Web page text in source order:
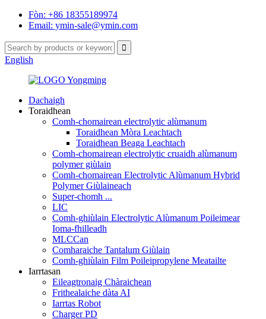
Fòn: +86 18355189974
Email: ymin-sale@ymin.com
English
Dachaigh
Toraidhean
Comh-chomairean electrolytic alùmanum
Toraidhean Mòra Leachtach
Toraidhean Beaga Leachtach
Comh-chomairean electrolytic cruaidh alùmanum
polymer giùlain
Comh-chomairean Electrolytic Alùmanum Hybrid
Polymer Giùlaineach
Super-chomh ...
LIC
Comh-ghiùlain Electrolytic Alùmanum Poileimear
Ioma-fhilleadh
MLCCan
Comharaiche Tantalum Giùlain
Comh-ghiùlain Film Poileipropylene Meatailte
Iarrtasan
Eileagtronaig Chàraichean
Frithealaiche dàta AI
Iarrtas Robot
Charger PD